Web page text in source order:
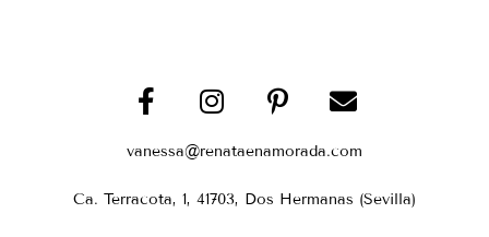
vanessa@renataenamorada.com
Ca. Terracota, 1, 41703, Dos Hermanas (Sevilla)